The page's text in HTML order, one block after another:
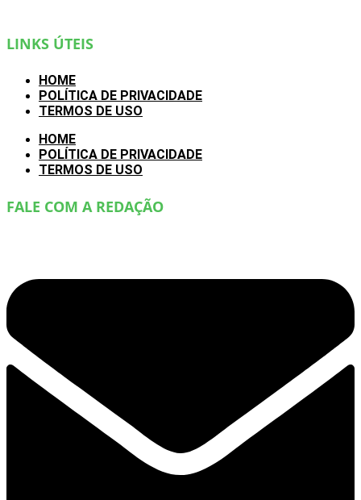
LINKS ÚTEIS
HOME
POLÍTICA DE PRIVACIDADE
TERMOS DE USO
HOME
POLÍTICA DE PRIVACIDADE
TERMOS DE USO
FALE COM A REDAÇÃO